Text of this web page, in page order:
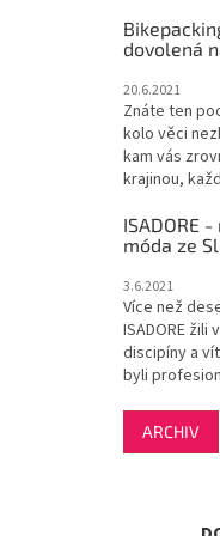
dovolená
20.6.2021
Znáte ten
kolo věci
kam vás
krajinou,
ISADORE
móda ze
3.6.2021
Více než
ISADORE
discipíny a
byli
ARCHIV